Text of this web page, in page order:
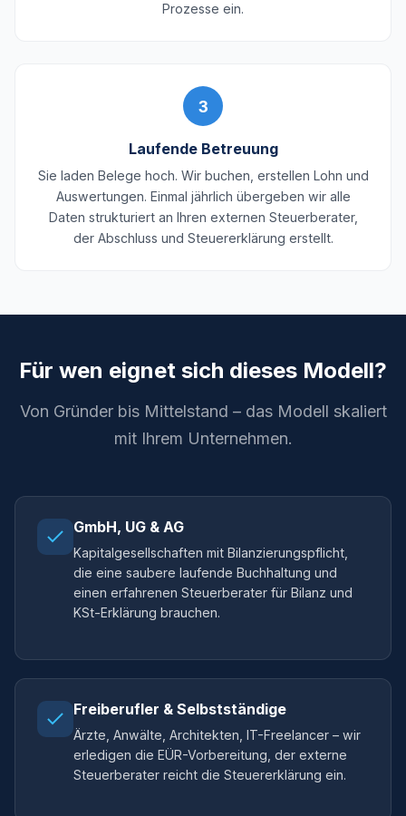
Prozesse ein.
3
Laufende Betreuung
Sie laden Belege hoch. Wir buchen, erstellen Lohn und
Auswertungen. Einmal jährlich übergeben wir alle
Daten strukturiert an Ihren externen Steuerberater,
der Abschluss und Steuererklärung erstellt.
Für wen eignet sich dieses Modell?
Von Gründer bis Mittelstand – das Modell skaliert
mit Ihrem Unternehmen.
GmbH, UG & AG
Kapitalgesellschaften mit Bilanzierungspflicht,
die eine saubere laufende Buchhaltung und
einen erfahrenen Steuerberater für Bilanz und
KSt-Erklärung brauchen.
Freiberufler & Selbstständige
Ärzte, Anwälte, Architekten, IT-Freelancer – wir
erledigen die EÜR-Vorbereitung, der externe
Steuerberater reicht die Steuererklärung ein.